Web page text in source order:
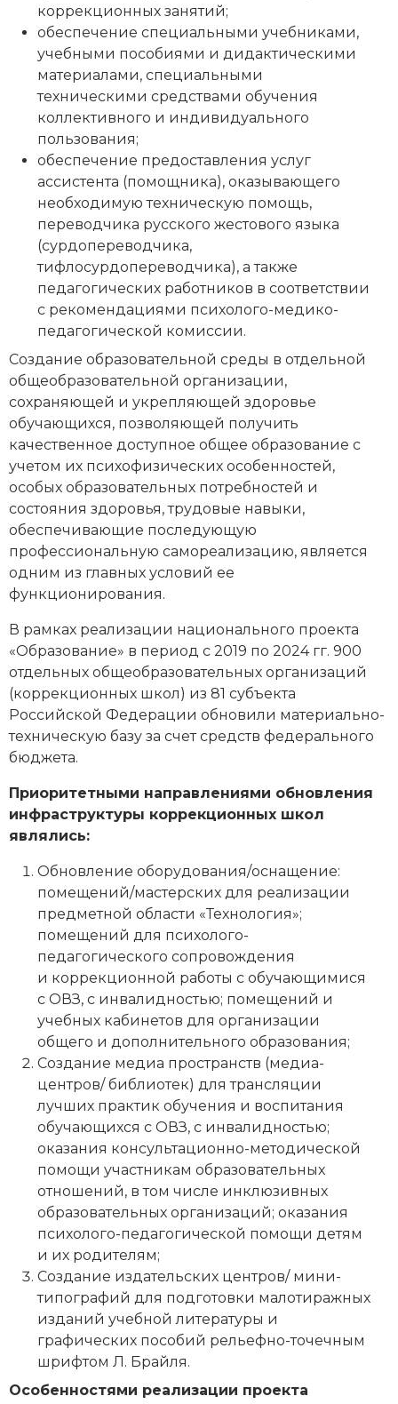
коррекционных занятий;
обеспечение специальными учебниками,
учебными пособиями и дидактическими
материалами, специальными
техническими средствами обучения
коллективного и индивидуального
пользования;
обеспечение предоставления услуг
ассистента (помощника), оказывающего
необходимую техническую помощь,
переводчика русского жестового языка
(сурдопереводчика,
тифлосурдопереводчика), а также
педагогических работников в соответствии
с рекомендациями психолого-медико-
педагогической комиссии.
Создание образовательной среды в отдельной
общеобразовательной организации,
сохраняющей и укрепляющей здоровье
обучающихся, позволяющей получить
качественное доступное общее образование с
учетом их психофизических особенностей,
особых образовательных потребностей и
состояния здоровья, трудовые навыки,
обеспечивающие последующую
профессиональную самореализацию, является
одним из главных условий ее
функционирования.
В рамках реализации национального проекта
«Образование» в период с 2019 по 2024 гг. 900
отдельных общеобразовательных организаций
(коррекционных школ) из 81 субъекта
Российской Федерации обновили материально-
техническую базу за счет средств федерального
бюджета.
Приоритетными направлениями обновления
инфраструктуры коррекционных школ
являлись:
Обновление оборудования/оснащение:
помещений/мастерских для реализации
предметной области «Технология»;
помещений для психолого-
педагогического сопровождения
и коррекционной работы с обучающимися
с ОВЗ, с инвалидностью; помещений и
учебных кабинетов для организации
общего и дополнительного образования;
Создание медиа пространств (медиа-
центров/ библиотек) для трансляции
лучших практик обучения и воспитания
обучающихся с ОВЗ, с инвалидностью;
оказания консультационно-методической
помощи участникам образовательных
отношений, в том числе инклюзивных
образовательных организаций; оказания
психолого-педагогической помощи детям
и их родителям;
Создание издательских центров/ мини-
типографий для подготовки малотиражных
изданий учебной литературы и
графических пособий рельефно-точечным
шрифтом Л. Брайля.
Особенностями реализации проекта